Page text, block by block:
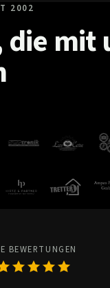
2002
die mit
BEWERTUNGEN